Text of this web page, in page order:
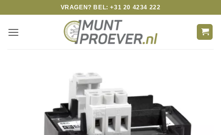
content
VRAGEN? BEL: +31 20 4234 222